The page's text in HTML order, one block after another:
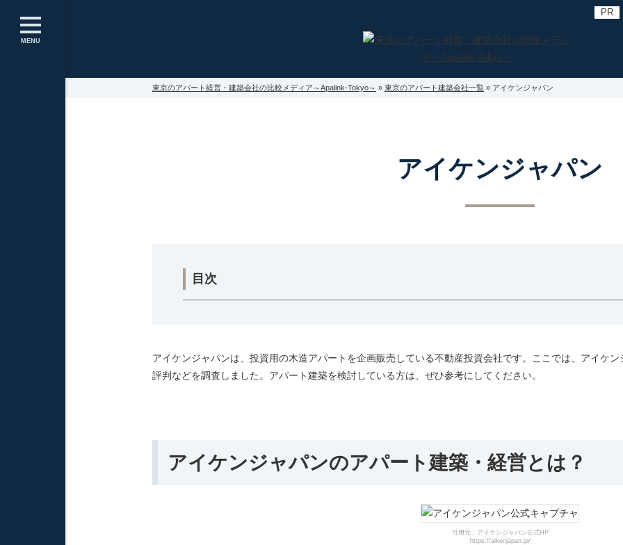
MENU
東京のアパート経営・建築会社の比較メディア～Apalink-Tokyo～ » 東京のアパート建築会社一覧 » アイケンジャパン
アイケンジャパン
目次
アイケンジャパンは、投資用の木造アパートを企画販売している不動産投資会社です。ここでは、アイケ
評判などを調査しました。アパート建築を検討している方は、ぜひ参考にしてください。
アイケンジャパンのアパート建築・経営とは？
引用元：アイケンジャパン公式HP
https://aikenjapan.jp/